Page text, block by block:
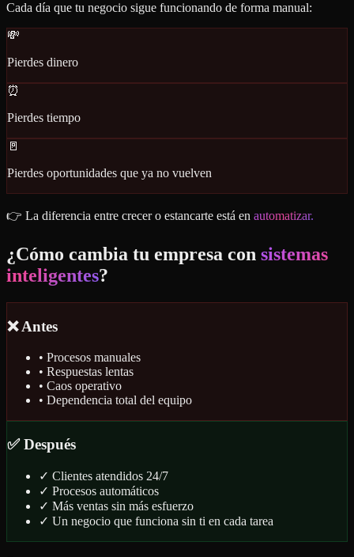
Cada día que tu negocio sigue funcionando de forma manual:
💸
Pierdes dinero
⏰
Pierdes tiempo
🚪
Pierdes oportunidades que ya no vuelven
👉 La diferencia entre crecer o estancarte está en automatizar.
¿Cómo cambia tu empresa con sistemas
inteligentes?
❌ Antes
• Procesos manuales
• Respuestas lentas
• Caos operativo
• Dependencia total del equipo
✅ Después
✓ Clientes atendidos 24/7
✓ Procesos automáticos
✓ Más ventas sin más esfuerzo
✓ Un negocio que funciona sin ti en cada tarea